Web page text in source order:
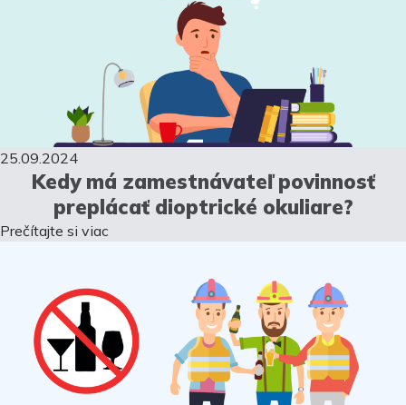
25.09.2024
Kedy má zamestnávateľ povinnosť
preplácať dioptrické okuliare?
Prečítajte si viac